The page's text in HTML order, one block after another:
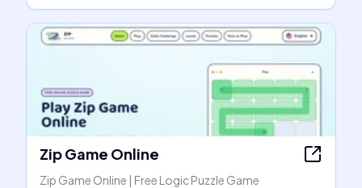
Zip Game Online
Zip Game Online | Free Logic Puzzle Game